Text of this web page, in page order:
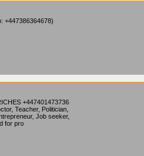
+447386364678)
+447401473736
Teacher, Politician,
Job seeker,
for pro